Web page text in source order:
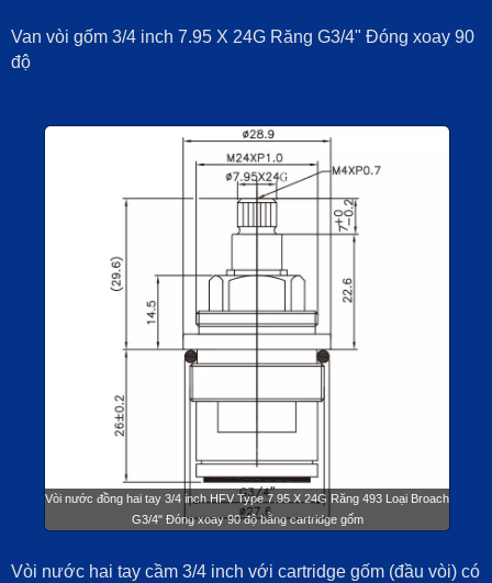
Van vòi gốm 3/4 inch 7.95 X 24G Răng G3/4" Đóng xoay 90
độ
Vòi nước đồng hai tay 3/4 inch HFV Type 7.95 X 24G Răng 493 Loại Broach
G3/4" Đóng xoay 90 độ bằng cartridge gốm
Vòi nước hai tay cầm 3/4 inch với cartridge gốm (đầu vòi) có